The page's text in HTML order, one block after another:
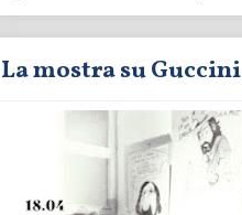
La mostra su Guccini